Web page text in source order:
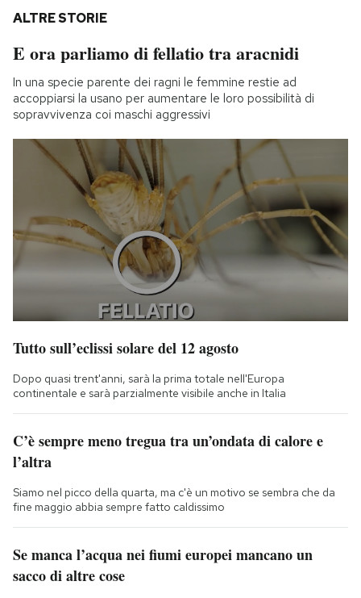
ALTRE STORIE
E ora parliamo di fellatio tra aracnidi
In una specie parente dei ragni le femmine restie ad
accoppiarsi la usano per aumentare le loro possibilità di
sopravvivenza coi maschi aggressivi
Tutto sull’eclissi solare del 12 agosto
Dopo quasi trent'anni, sarà la prima totale nell'Europa
continentale e sarà parzialmente visibile anche in Italia
C’è sempre meno tregua tra un’ondata di calore e
l’altra
Siamo nel picco della quarta, ma c'è un motivo se sembra che da
fine maggio abbia sempre fatto caldissimo
Se manca l’acqua nei fiumi europei mancano un
sacco di altre cose